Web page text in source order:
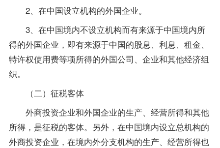
2、在中国设立机构的外国企业。
3、在中国境内不设立机构而有来源于中国境内所
得的外国企业，即有来源于中国的股息、利息、租金、
特许权使用费等项所得的外国公司、企业和其他经济组
织。
（二）征税客体
外商投资企业和外国企业的生产、经营所得和其他
所得，是征税的客体。另外，在中国境内设立总机构的
外商投资企业，在境内外分支机构的生产、经营所得也